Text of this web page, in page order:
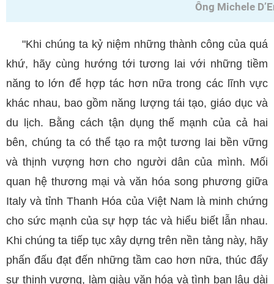
Ông Michele
"Khi chúng ta kỷ niệm những thành công của quá
khứ, hãy cùng hướng tới tương lai với những tiềm
năng to lớn để hợp tác hơn nữa trong các lĩnh vực
khác nhau, bao gồm năng lượng tái tạo, giáo dục và
du lịch. Bằng cách tận dụng thế mạnh của cả hai
bên, chúng ta có thể tạo ra một tương lai bền vững
và thịnh vượng hơn cho người dân của mình. Mối
quan hệ thương mại và văn hóa song phương giữa
Italy và tỉnh Thanh Hóa của Việt Nam là minh chứng
cho sức mạnh của sự hợp tác và hiểu biết lẫn nhau.
Khi chúng ta tiếp tục xây dựng trên nền tảng này, hãy
phấn đấu đạt đến những tầm cao hơn nữa, thúc đẩy
sự thịnh vượng, làm giàu văn hóa và tình bạn lâu dài